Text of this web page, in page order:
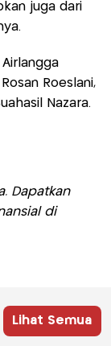
juga dari
Roeslani,
Nazara.
Dapatkan
di
Lihat Semua